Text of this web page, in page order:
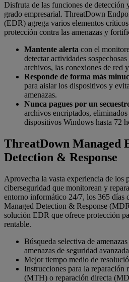
Disfruta de las funciones de detección
grado empresarial. ThreatDown
(EDR) agrega varios elementos
protección contra las amenazas y
Mantente alerta con el
detectar actividades
archivos, las conexiones de red
Responde de forma más
para aislar los dispositivos y
amenazas.
Nunca pagues por un
archivos encriptados,
dispositivos Windows hasta 72
ThreatDown Managed
Detection & Response
Aprovecha la vasta experiencia de los
ciberseguridad que monitorean y
entorno informático 24/7, los 365 días
Managed Detection & Response
solución EDR que ofrece protección
rentable.
Búsqueda selectiva de
amenazas de seguridad
Mejor tiempo medio de
Instrucciones para la reparación
(MTH) o reparación directa